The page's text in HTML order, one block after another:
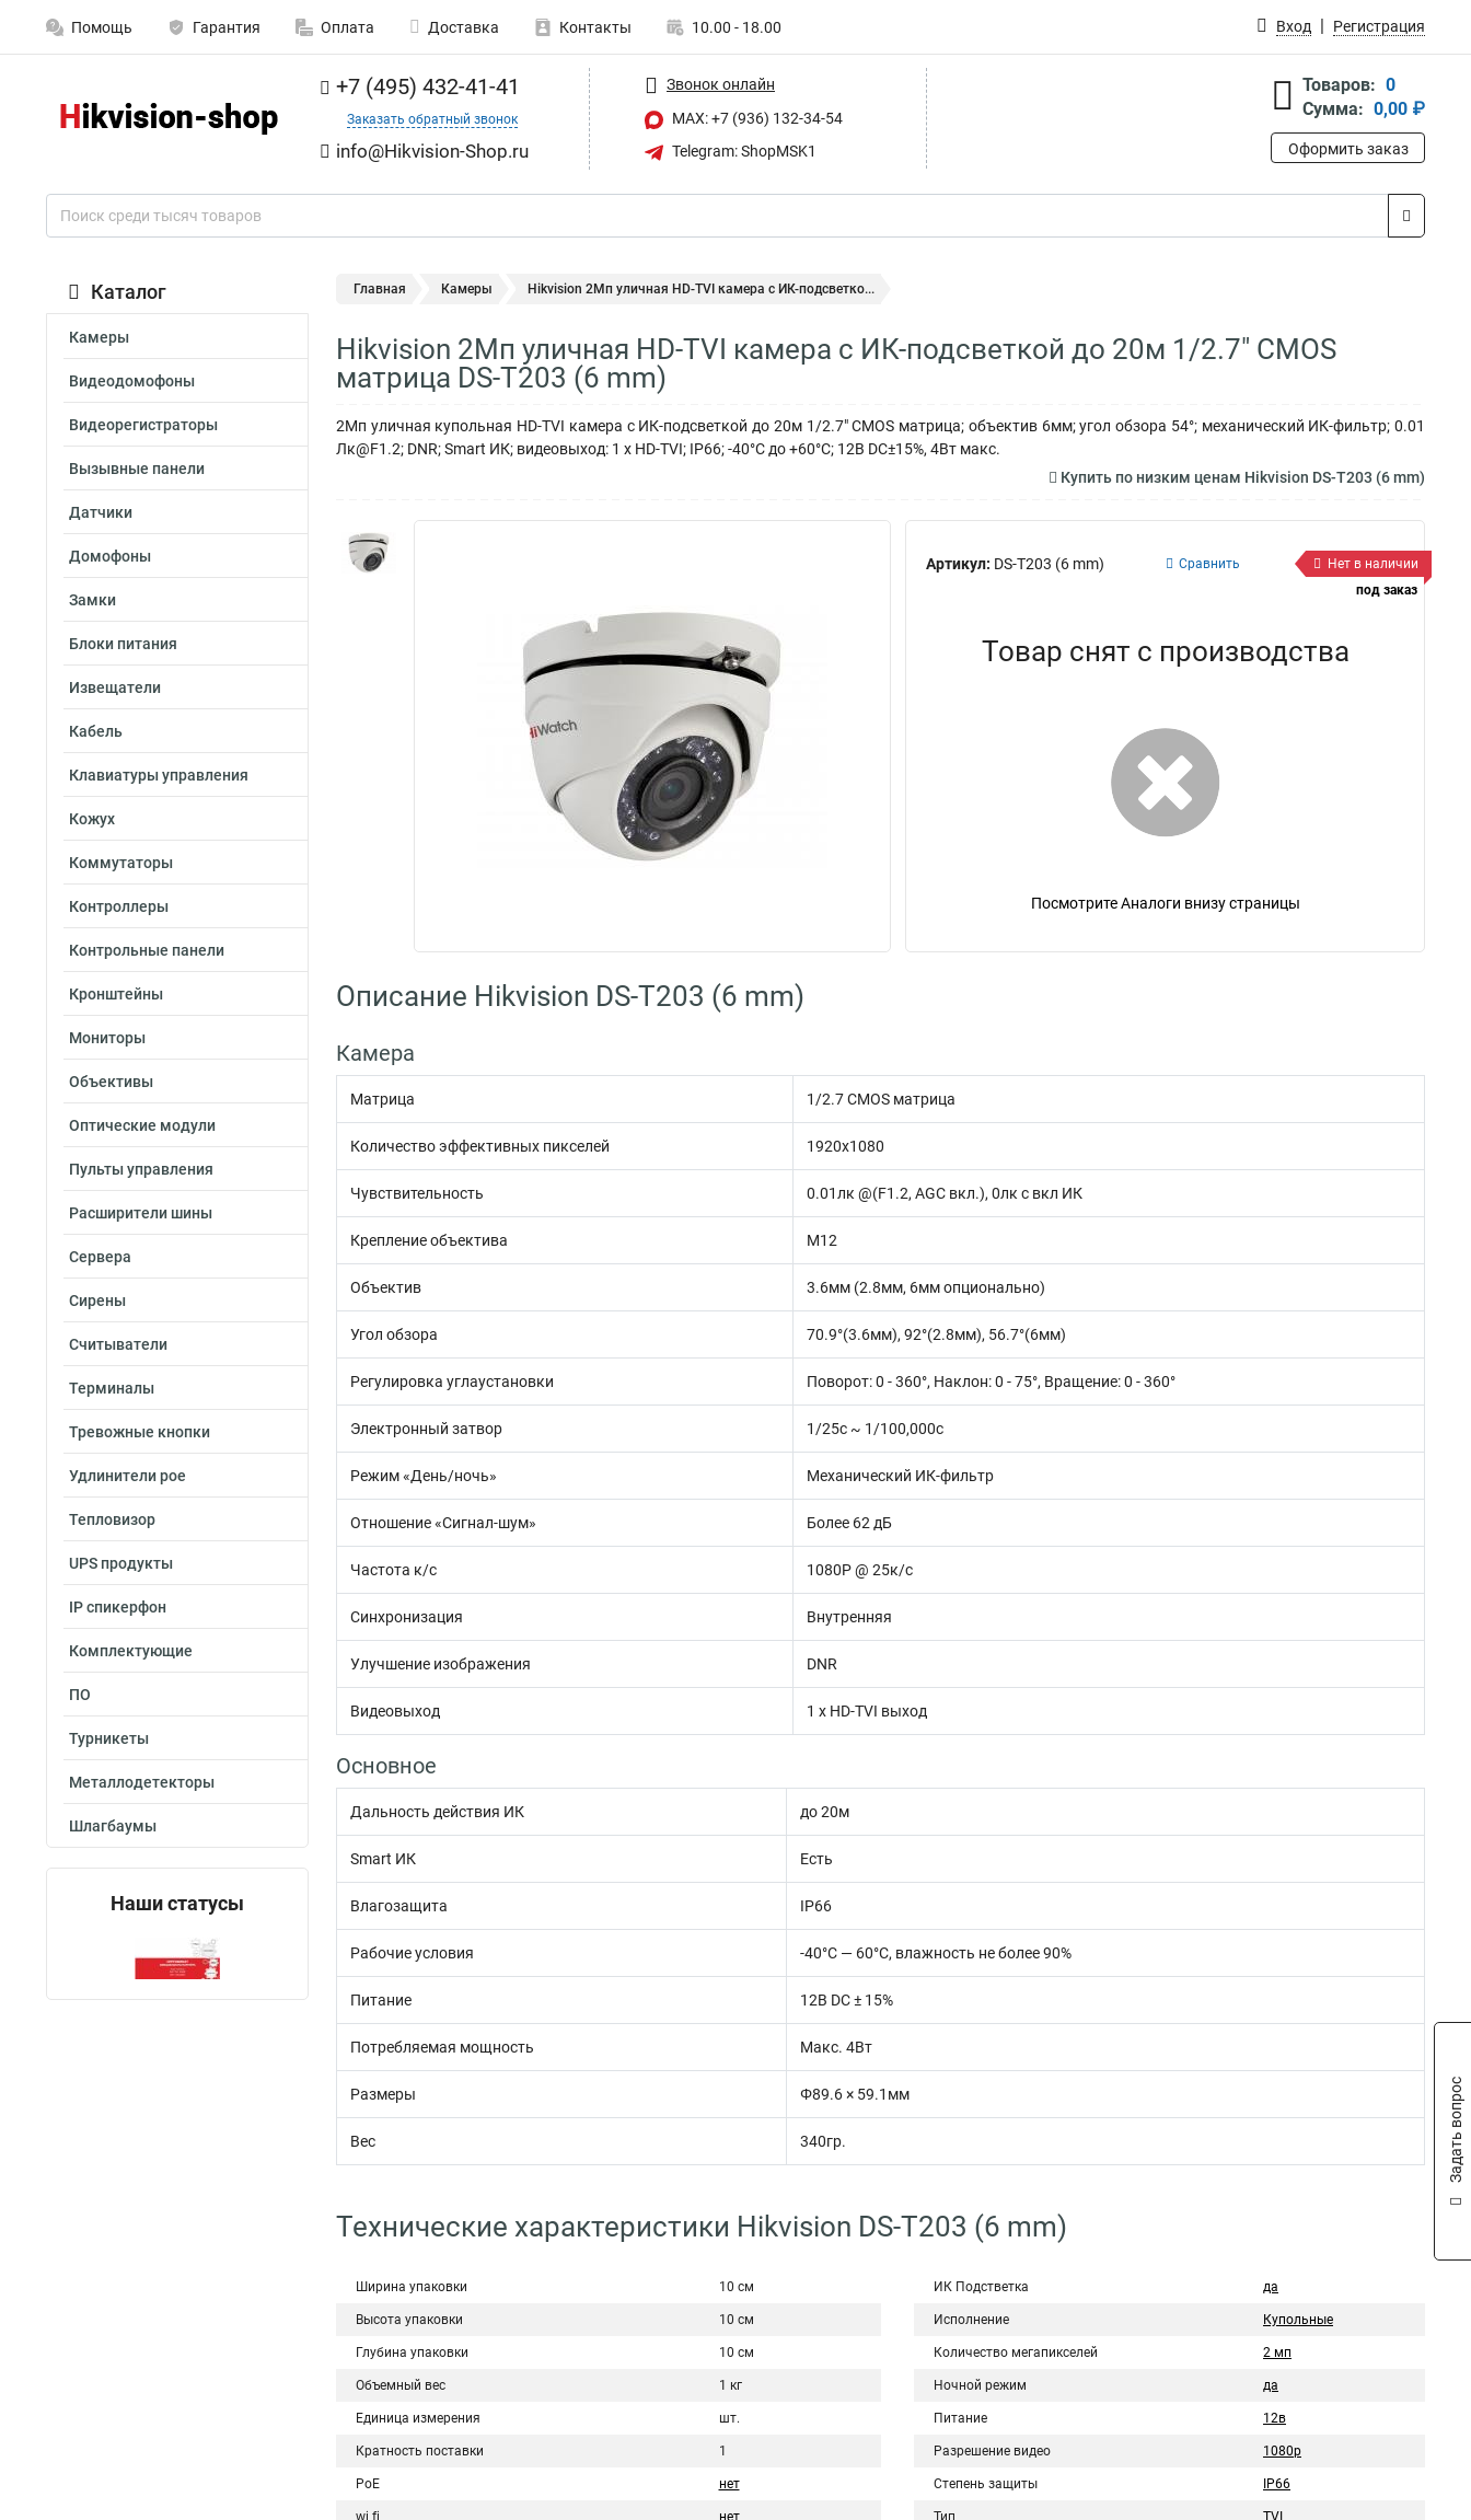
Помощь Гарантия Оплата Доставка Контакты 10.00 - 18.00 Вход Регистрация
+7 (495) 432-41-41
Заказать обратный звонок
info@Hikvision-Shop.ru
Звонок онлайн
MAX: +7 (936) 132-34-54
Telegram: ShopMSK1
Товаров: 0
Сумма: 0,00 ₽
Оформить заказ
Каталог
Камеры
Видеодомофоны
Видеорегистраторы
Вызывные панели
Датчики
Домофоны
Замки
Блоки питания
Извещатели
Кабель
Клавиатуры управления
Кожух
Коммутаторы
Контроллеры
Контрольные панели
Кронштейны
Мониторы
Объективы
Оптические модули
Пульты управления
Расширители шины
Сервера
Сирены
Считыватели
Терминалы
Тревожные кнопки
Удлинители poe
Тепловизор
UPS продукты
IP спикерфон
Комплектующие
ПО
Турникеты
Металлодетекторы
Шлагбаумы
Наши статусы
Главная Камеры Hikvision 2Мп уличная HD-TVI камера с ИК-подсветко...
Hikvision 2Мп уличная HD-TVI камера с ИК-подсветкой до 20м 1/2.7" CMOS
матрица DS-T203 (6 mm)
2Мп уличная купольная HD-TVI камера с ИК-подсветкой до 20м 1/2.7" CMOS матрица; объектив 6мм; угол обзора 54°; механический ИК-фильтр; 0.01
Лк@F1.2; DNR; Smart ИК; видеовыход: 1 х HD-TVI; IP66; -40°С до +60°С; 12В DC±15%, 4Вт макс.
Купить по низким ценам Hikvision DS-T203 (6 mm)
Артикул: DS-T203 (6 mm) Сравнить
Нет в наличии
под заказ
Товар снят с производства
Посмотрите Аналоги внизу страницы
Описание Hikvision DS-T203 (6 mm)
Камера
Матрица 1/2.7 CMOS матрица
Количество эффективных пикселей 1920х1080
Чувствительность 0.01лк @(F1.2, AGC вкл.), 0лк с вкл ИК
Крепление объектива М12
Объектив 3.6мм (2.8мм, 6мм опционально)
Угол обзора 70.9°(3.6мм), 92°(2.8мм), 56.7°(6мм)
Регулировка углаустановки Поворот: 0 - 360°, Наклон: 0 - 75°, Вращение: 0 - 360°
Электронный затвор 1/25с ~ 1/100,000с
Режим «День/ночь» Механический ИК-фильтр
Отношение «Сигнал-шум» Более 62 дБ
Частота к/с 1080Р @ 25к/с
Синхронизация Внутренняя
Улучшение изображения DNR
Видеовыход 1 х HD-TVI выход
Основное
Дальность действия ИК до 20м
Smart ИК Есть
Влагозащита IP66
Рабочие условия -40°С — 60°С, влажность не более 90%
Питание 12В DC ± 15%
Потребляемая мощность Макс. 4Вт
Размеры Φ89.6 × 59.1мм
Вес 340гр.
Технические характеристики Hikvision DS-T203 (6 mm)
Ширина упаковки 10 см
Высота упаковки 10 см
Глубина упаковки 10 см
Объемный вес 1 кг
Единица измерения шт.
Кратность поставки 1
PoE нет
wi fi нет
ИК Подстветка да
Исполнение Купольные
Количество мегапикселей 2 мп
Ночной режим да
Питание 12в
Разрешение видео 1080p
Степень защиты IP66
Тип TVI
Задать вопрос